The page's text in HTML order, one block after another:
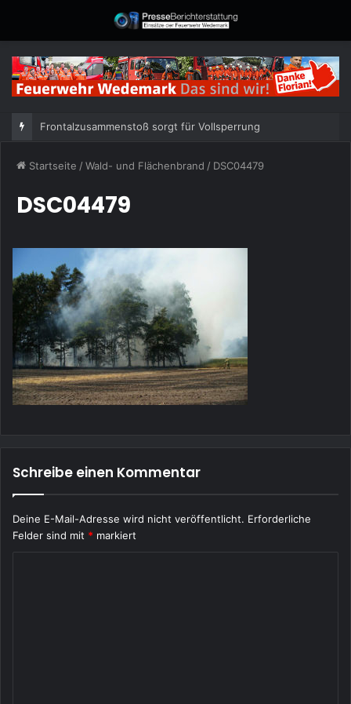
Frontalzusammenstoß sorgt für Vollsperrung
Startseite /Wald- und Flächenbrand / DSC04479
DSC04479
Schreibe einen Kommentar
Deine E-Mail-Adresse wird nicht veröffentlicht. Erforderliche
Felder sind mit * markiert